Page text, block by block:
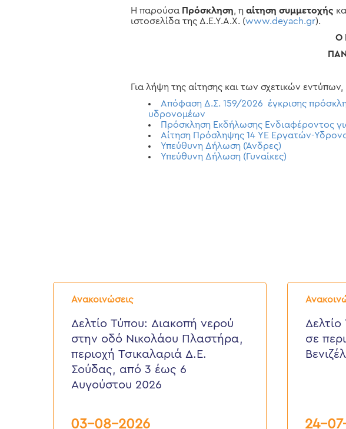
Η παρούσα Πρόσκληση, ηαίτηση συμμετοχής
ιστοσελίδα της Δ.Ε.Υ.Α.Χ. (www.deyach.gr).
Ο
Για λήψη της αίτησης και των σχετικών
Απόφαση Δ.Σ. 159/2026 έγκρισης
υδρονομέων
Πρόσκληση Εκδήλωσης Ενδιαφέροντος
Αίτηση Πρόσληψης 14 ΥΕ Εργατών-
Υπεύθυνη Δήλωση (Άνδρες)
Υπεύθυνη Δήλωση (Γυναίκες)
Ανακοινώσεις
Δελτίο
Τύπου:
νερού
στην
Νικολάου
Πλαστήρα,
περιοχή
Τσικαλαριά
Δελτίο Τύπου: Διακοπή νερού
στην οδό Νικολάου Πλαστήρα,
περιοχή Τσικαλαριά Δ.Ε.
Σούδας, από 3 έως 6
Αυγούστου 2026
03-08-2026
Δελτίο
Τύπου:
νερού
περιοχή
σε
24-